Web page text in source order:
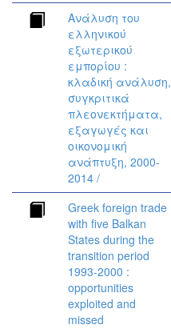
Ανάλυση του
ελληνικού
εξωτερικού
εμπορίου :
κλαδική ανάλυση,
συγκριτικά
πλεονεκτήματα,
εξαγωγές και
οικονομική
ανάπτυξη, 2000-
2014 /
Greek foreign trade
with five Balkan
States during the
transition period
1993-2000 :
opportunities
exploited and
missed